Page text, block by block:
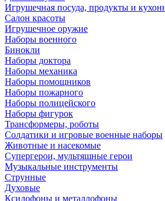
Игрушечная посуда, продукты и
Салон красоты
Игрушечное оружие
Наборы военного
Бинокли
Наборы доктора
Наборы механика
Наборы помощников
Наборы пожарного
Наборы полицейского
Наборы фигурок
Трансформеры, роботы
Солдатики и игровые военные наборы
Животные и насекомые
Супергерои, мультяшные герои
Музыкальные инструменты
Струнные
Духовые
Ксилофоны и металлофоны